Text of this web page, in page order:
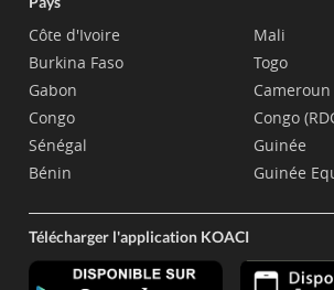
Côte d'Ivoire
Burkina Faso
Gabon
Congo
Sénégal
Bénin
Mali
Togo
Cameroun
Congo
Guinée
Guinée
Télécharger l'application KOACI